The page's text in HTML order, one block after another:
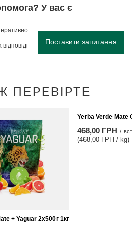
У вас є
Поставити запитання
ПЕРЕВІРТЕ
+ Yaguar 2x500г 1кг
Yerba Verde Mate
468,00 ГРН /
(468,00 ГРН / kg)